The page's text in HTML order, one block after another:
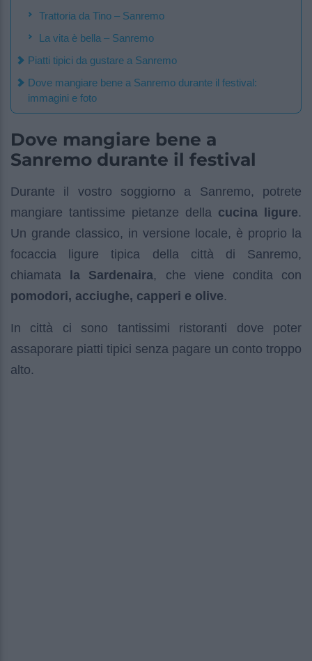
Trattoria da Tino – Sanremo
La vita è bella – Sanremo
Piatti tipici da gustare a Sanremo
Dove mangiare bene a Sanremo durante il festival:
immagini e foto
Dove mangiare bene a
Sanremo durante il festival
Durante il vostro soggiorno a Sanremo, potrete
mangiare tantissime pietanze della cucina ligure.
Un grande classico, in versione locale, è proprio la
focaccia ligure tipica della città di Sanremo,
chiamata
la Sardenaira, che viene condita con
pomodori, acciughe, capperi e olive.
In città ci sono tantissimi ristoranti dove poter
assaporare piatti tipici senza pagare un conto troppo
alto.